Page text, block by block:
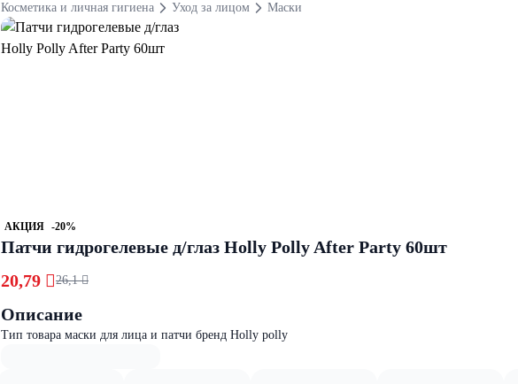
Косметика и личная гигиена Уход за лицом Маски
АКЦИЯ -20%
Патчи гидрогелевые д/глаз Holly Polly After Party 60шт
20,79 26,1 
Описание
Тип товара маски для лица и патчи бренд Holly polly